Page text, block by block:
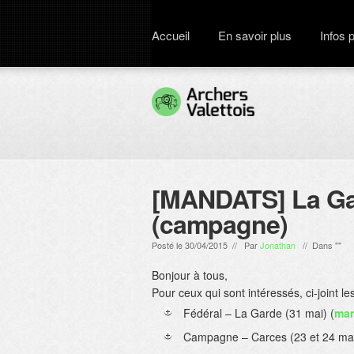
Accueil En savoir plus Infos
[MANDATS] La
(campagne)
Posté le 30/04/2015 // ParJonathan // Dans ""
Bonjour à tous,
Pour ceux qui sont intéressés, ci-joint
Fédéral – La Garde (31 mai) (
Campagne – Carces (23 et 24